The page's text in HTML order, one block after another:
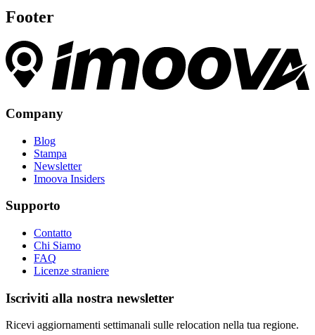
Footer
Company
Blog
Stampa
Newsletter
Imoova Insiders
Supporto
Contatto
Chi Siamo
FAQ
Licenze straniere
Iscriviti alla nostra newsletter
Ricevi aggiornamenti settimanali sulle relocation nella tua regione.